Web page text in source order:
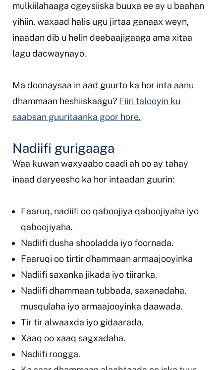
mulkiilahaaga ogeysiiska buuxa ee ay u baahan
yihiin, waxaad halis ugu jirtaa ganaax weyn,
inaadan dib u helin deebaajigaaga ama xitaa
lagu dacwaynayo.
Ma doonaysaa in aad guurto ka hor inta aanu
dhammaan heshiiskaagu? Fiiri talooyin ku
saabsan guuritaanka goor hore.
Nadiifi gurigaaga
Waa kuwan waxyaabo caadi ah oo ay tahay
inaad daryeesho ka hor intaadan guurin:
Faaruq, nadiifi oo qaboojiya qaboojiyaha iyo
qaboojiyaha.
Nadiifi dusha shooladda iyo foornada.
Faaruqi oo tirtir dhammaan armaajooyinka
Nadiifi saxanka jikada iyo tiirarka.
Nadiifi dhammaan tubbada, saxanadaha,
musqulaha iyo armaajooyinka daawada.
Tir tir alwaaxda iyo gidaarada.
Xaaq oo xaaq sagxadaha.
Nadiifi roogga.